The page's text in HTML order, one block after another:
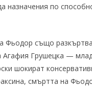
назначения по
Фьодор също
Грушецка —
шокират
смъртта на